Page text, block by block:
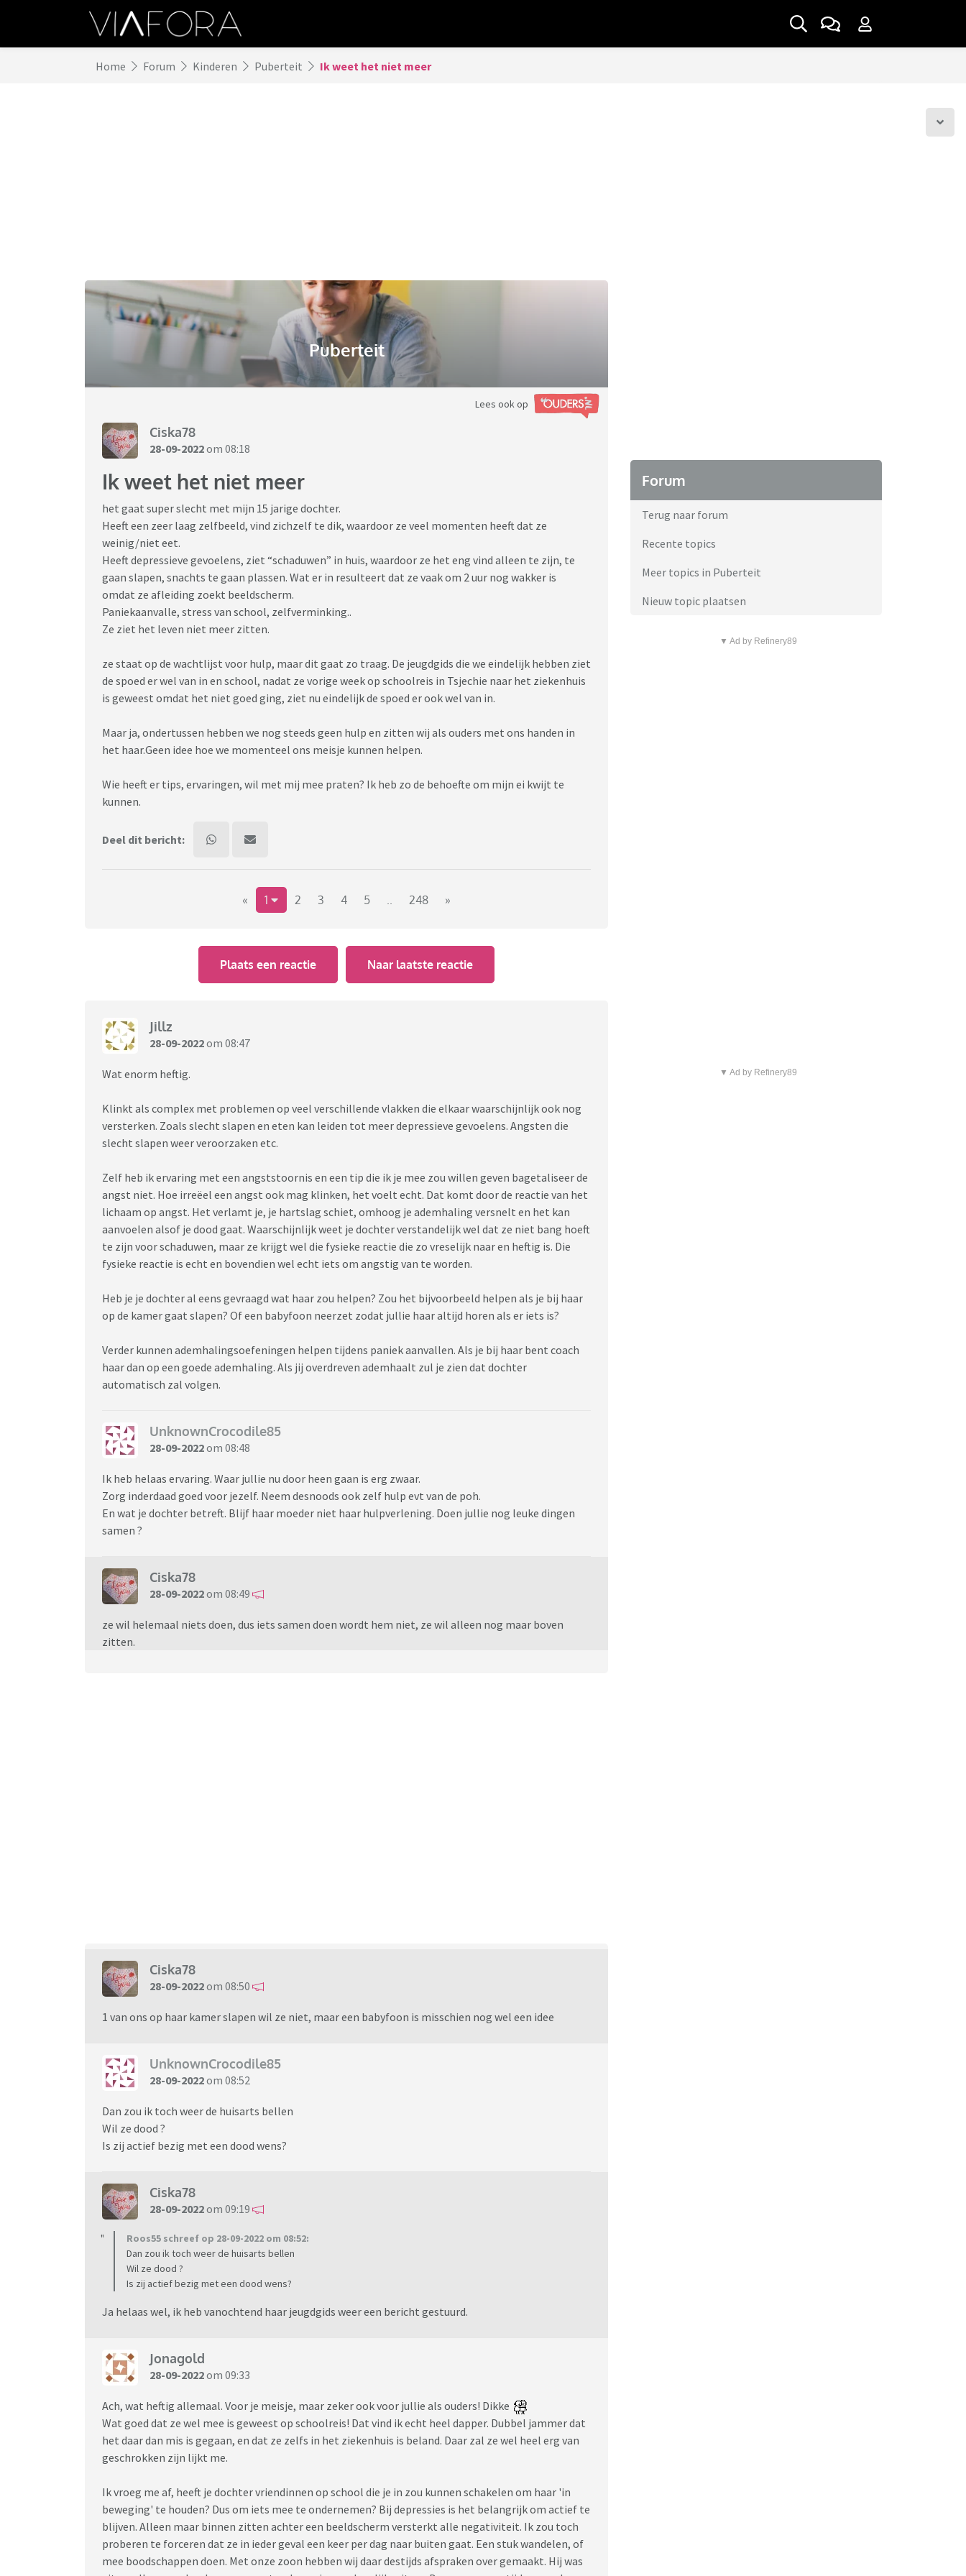
Home Forum Kinderen Puberteit Ik weet het niet meer
Puberteit
Lees ook op
Ciska78
28-09-2022om 08:18
Ik weet het niet meer
het gaat super slecht met mijn 15 jarige dochter.
Heeft een zeer laag zelfbeeld, vind zichzelf te dik, waardoor ze veel momenten heeft dat ze
weinig/niet eet.
Heeft depressieve gevoelens, ziet “schaduwen” in huis, waardoor ze het eng vind alleen te zijn, te
gaan slapen, snachts te gaan plassen. Wat er in resulteert dat ze vaak om 2 uur nog wakker is
omdat ze afleiding zoekt beeldscherm.
Paniekaanvalle, stress van school, zelfverminking..
Ze ziet het leven niet meer zitten.
ze staat op de wachtlijst voor hulp, maar dit gaat zo traag. De jeugdgids die we eindelijk hebben ziet
de spoed er wel van in en school, nadat ze vorige week op schoolreis in Tsjechie naar het ziekenhuis
is geweest omdat het niet goed ging, ziet nu eindelijk de spoed er ook wel van in.
Maar ja, ondertussen hebben we nog steeds geen hulp en zitten wij als ouders met ons handen in
het haar.Geen idee hoe we momenteel ons meisje kunnen helpen.
Wie heeft er tips, ervaringen, wil met mij mee praten? Ik heb zo de behoefte om mijn ei kwijt te
kunnen.
Deel dit bericht:
« 1 2 3 4 5 .. 248 »
Plaats een reactie Naar laatste reactie
Jillz
28-09-2022om 08:47
Wat enorm heftig.
Klinkt als complex met problemen op veel verschillende vlakken die elkaar waarschijnlijk ook nog
versterken. Zoals slecht slapen en eten kan leiden tot meer depressieve gevoelens. Angsten die
slecht slapen weer veroorzaken etc.
Zelf heb ik ervaring met een angststoornis en een tip die ik je mee zou willen geven bagetaliseer de
angst niet. Hoe irreëel een angst ook mag klinken, het voelt echt. Dat komt door de reactie van het
lichaam op angst. Het verlamt je, je hartslag schiet, omhoog je ademhaling versnelt en het kan
aanvoelen alsof je dood gaat. Waarschijnlijk weet je dochter verstandelijk wel dat ze niet bang hoeft
te zijn voor schaduwen, maar ze krijgt wel die fysieke reactie die zo vreselijk naar en heftig is. Die
fysieke reactie is echt en bovendien wel echt iets om angstig van te worden.
Heb je je dochter al eens gevraagd wat haar zou helpen? Zou het bijvoorbeeld helpen als je bij haar
op de kamer gaat slapen? Of een babyfoon neerzet zodat jullie haar altijd horen als er iets is?
Verder kunnen ademhalingsoefeningen helpen tijdens paniek aanvallen. Als je bij haar bent coach
haar dan op een goede ademhaling. Als jij overdreven ademhaalt zul je zien dat dochter
automatisch zal volgen.
UnknownCrocodile85
28-09-2022om 08:48
Ik heb helaas ervaring. Waar jullie nu door heen gaan is erg zwaar.
Zorg inderdaad goed voor jezelf. Neem desnoods ook zelf hulp evt van de poh.
En wat je dochter betreft. Blijf haar moeder niet haar hulpverlening. Doen jullie nog leuke dingen
samen ?
Ciska78
28-09-2022om 08:49
ze wil helemaal niets doen, dus iets samen doen wordt hem niet, ze wil alleen nog maar boven
zitten.
Ciska78
28-09-2022om 08:50
1 van ons op haar kamer slapen wil ze niet, maar een babyfoon is misschien nog wel een idee
UnknownCrocodile85
28-09-2022om 08:52
Dan zou ik toch weer de huisarts bellen
Wil ze dood ?
Is zij actief bezig met een dood wens?
Ciska78
28-09-2022om 09:19
Roos55 schreef op 28-09-2022 om 08:52:
Dan zou ik toch weer de huisarts bellen
Wil ze dood ?
Is zij actief bezig met een dood wens?
Ja helaas wel, ik heb vanochtend haar jeugdgids weer een bericht gestuurd.
Jonagold
28-09-2022om 09:33
Ach, wat heftig allemaal. Voor je meisje, maar zeker ook voor jullie als ouders! Dikke
Wat goed dat ze wel mee is geweest op schoolreis! Dat vind ik echt heel dapper. Dubbel jammer dat
het daar dan mis is gegaan, en dat ze zelfs in het ziekenhuis is beland. Daar zal ze wel heel erg van
geschrokken zijn lijkt me.
Ik vroeg me af, heeft je dochter vriendinnen op school die je in zou kunnen schakelen om haar 'in
beweging' te houden? Dus om iets mee te ondernemen? Bij depressies is het belangrijk om actief te
blijven. Alleen maar binnen zitten achter een beeldscherm versterkt alle negativiteit. Ik zou toch
proberen te forceren dat ze in ieder geval een keer per dag naar buiten gaat. Een stuk wandelen, of
mee boodschappen doen. Met onze zoon hebben wij daar destijds afspraken over gemaakt. Hij was
Forum
Terug naar forum
Recente topics
Meer topics in Puberteit
Nieuw topic plaatsen
▼ Ad by Refinery89
▼ Ad by Refinery89